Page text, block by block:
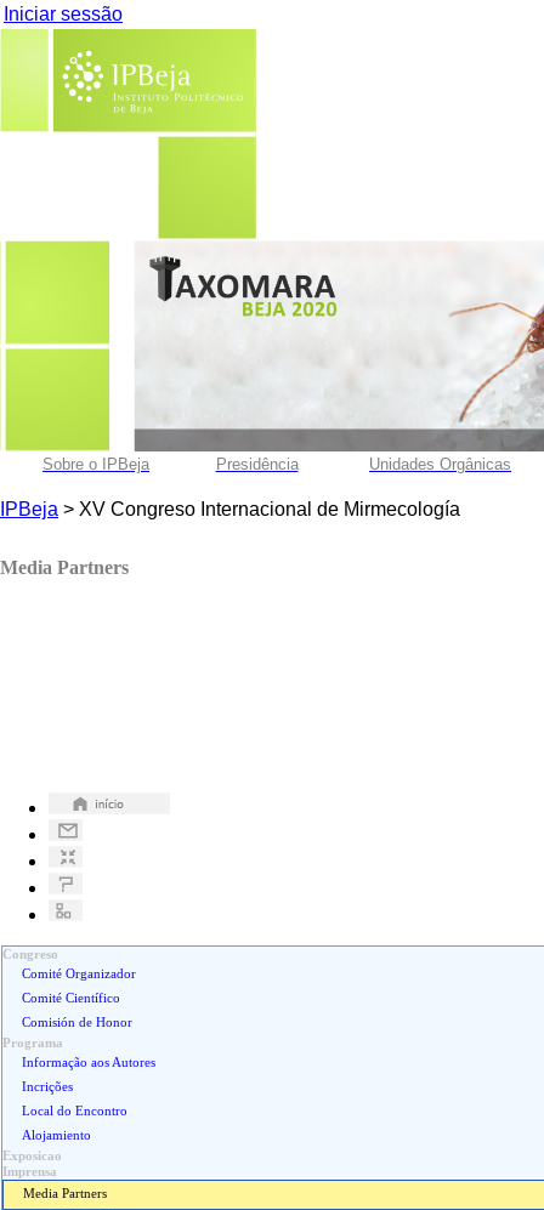
Iniciar sessão
Sobre o IPBeja Presidência Unidades Orgânicas
IPBeja > XV Congreso Internacional de Mirmecología
Media Partners
Congreso
Comité Organizador
Comité Científico
Comisión de Honor
Programa
Informação aos Autores
Incrições
Local do Encontro
Alojamiento
Exposicao
Imprensa
Media Partners